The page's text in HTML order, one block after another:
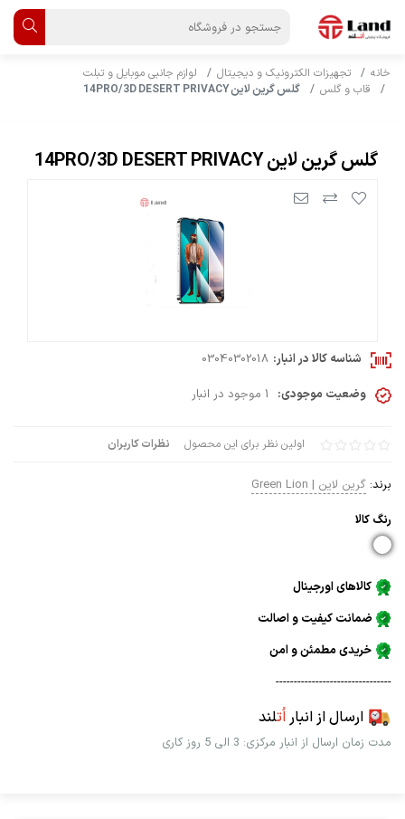
خانه تجهیزات الکترونیک و دیجیتال
لوازم جانبی موبایل و تبلت
قاب و گلس
گلس گرین لاین 14PRO/3D DESERT PRIVACY
گلس گرین لاین 14PRO/3D DESERT PRIVACY
اولین نظر برای این محصول نظرات کاربران
برند: گرین لاین | Green Lion
رنگ كالا
کالاهای اورجینال
ضمانت کیفیت و اصالت
خریدی مطمئن و امن
--------------------------------
ارسال از انباراُتلند
مدت زمان ارسال از انبار مرکزی: 3 الی 5 روز کاری
شناسه کالا در انبار: 03040302018
وضعیت موجودی: 1 موجود در انبار